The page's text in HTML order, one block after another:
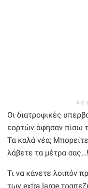
Οι διατροφικές
εορτών άφησαν πίσω
Τα καλά νέα;
λάβετε τα μέτρα σας…!
Τι να κάνετε λοιπόν
των extra large